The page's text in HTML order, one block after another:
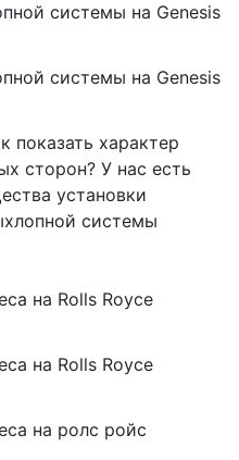
системы на Genesis
системы на Genesis
показать характер
сторон? У нас есть
установки
системы
на Rolls Royce
на Rolls Royce
на ролс ройс